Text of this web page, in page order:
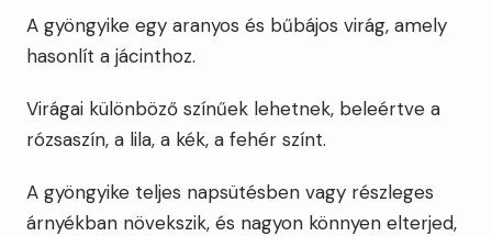
A gyöngyike egy aranyos és bűbájos virág, amely
hasonlít a jácinthoz.
Virágai különböző színűek lehetnek, beleértve a
rózsaszín, a lila, a kék, a fehér színt.
A gyöngyike teljes napsütésben vagy részleges
árnyékban növekszik, és nagyon könnyen elterjed,